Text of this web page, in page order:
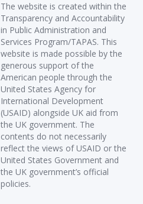
The website is created within the
Transparency and Accountability
in Public Administration and
Services Program/TAPAS. This
website is made possible by the
generous support of the
American people through the
United States Agency for
International Development
(USAID) alongside UK aid from
the UK government. The
contents do not necessarily
reflect the views of USAID or the
United States Government and
the UK government’s official
policies.